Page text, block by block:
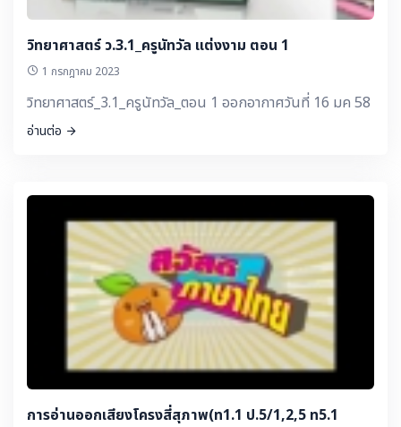
วิทยาศาสตร์ ว.3.1_ครูนัทวัล แต่งงาม ตอน 1
1 กรกฎาคม 2023
วิทยาศาสตร์_3.1_ครูนัทวัล_ตอน 1 ออกอากาศวันที่ 16 มค 58
อ่านต่อ
การอ่านออกเสียงโครงสี่สุภาพ(ท1.1 ป.5/1,2,5 ท5.1